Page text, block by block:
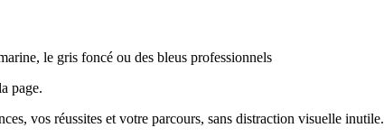
le gris foncé ou des bleus professionnels
page.
vos réussites et votre parcours, sans distraction visuelle inutile.